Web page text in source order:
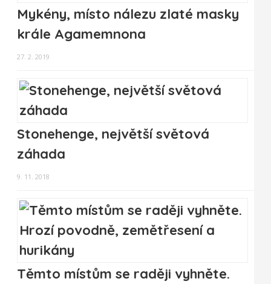
Mykény, místo nálezu zlaté masky
krále Agamemnona
27. 2. 2019
Stonehenge, největší světová
záhada
9. 11. 2018
Těmto místům se raději vyhněte.